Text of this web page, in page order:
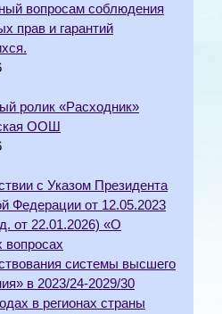
вопросам соблюдения
прав и гарантий
ролик «Расходник»
ООШ
с Указом Президента
Федерации от 12.05.2023
от 22.01.2026) «О
вопросах
системы высшего
в 2023/24-2029/30
в регионах страны